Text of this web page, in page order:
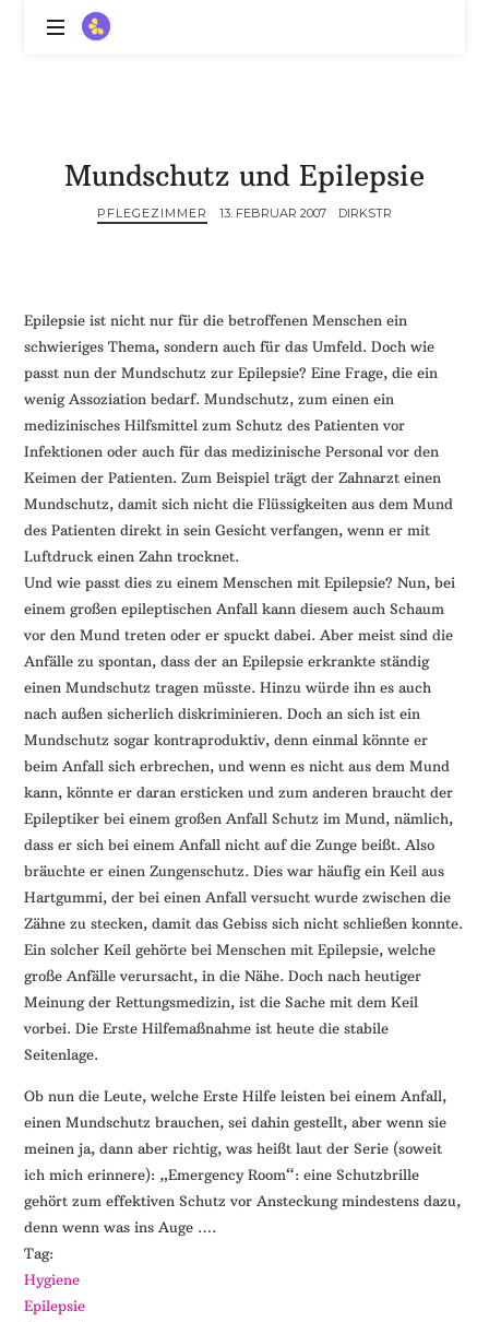
ZitronenBitter
mit
die
ein
Lächeln
//
Mundschutz und Epilepsie
PFLEGEZIMMER 13. FEBRUAR 2007 DIRKSTR
Epilepsie ist nicht nur für die betroffenen Menschen ein
schwieriges Thema, sondern auch für das Umfeld. Doch wie
passt nun der Mundschutz zur Epilepsie? Eine Frage, die ein
wenig Assoziation bedarf. Mundschutz, zum einen ein
medizinisches Hilfsmittel zum Schutz des Patienten vor
Infektionen oder auch für das medizinische Personal vor den
Keimen der Patienten. Zum Beispiel trägt der Zahnarzt einen
Mundschutz, damit sich nicht die Flüssigkeiten aus dem Mund
des Patienten direkt in sein Gesicht verfangen, wenn er mit
Luftdruck einen Zahn trocknet.
Und wie passt dies zu einem Menschen mit Epilepsie? Nun, bei
einem großen epileptischen Anfall kann diesem auch Schaum
vor den Mund treten oder er spuckt dabei. Aber meist sind die
Anfälle zu spontan, dass der an Epilepsie erkrankte ständig
einen Mundschutz tragen müsste. Hinzu würde ihn es auch
nach außen sicherlich diskriminieren. Doch an sich ist ein
Mundschutz sogar kontraproduktiv, denn einmal könnte er
beim Anfall sich erbrechen, und wenn es nicht aus dem Mund
kann, könnte er daran ersticken und zum anderen braucht der
Epileptiker bei einem großen Anfall Schutz im Mund, nämlich,
dass er sich bei einem Anfall nicht auf die Zunge beißt. Also
bräuchte er einen Zungenschutz. Dies war häufig ein Keil aus
Hartgummi, der bei einen Anfall versucht wurde zwischen die
Zähne zu stecken, damit das Gebiss sich nicht schließen konnte.
Ein solcher Keil gehörte bei Menschen mit Epilepsie, welche
große Anfälle verursacht, in die Nähe. Doch nach heutiger
Meinung der Rettungsmedizin, ist die Sache mit dem Keil
vorbei. Die Erste Hilfemaßnahme ist heute die stabile
Seitenlage.
Ob nun die Leute, welche Erste Hilfe leisten bei einem Anfall,
einen Mundschutz brauchen, sei dahin gestellt, aber wenn sie
meinen ja, dann aber richtig, was heißt laut der Serie (soweit
ich mich erinnere): „Emergency Room“: eine Schutzbrille
gehört zum effektiven Schutz vor Ansteckung mindestens dazu,
denn wenn was ins Auge ….
Tag:
Hygiene
Epilepsie